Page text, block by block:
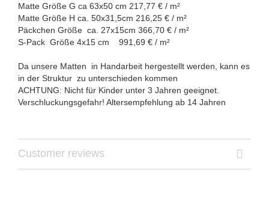
Matte Größe G ca 63x50 cm 217,77 € / m²
Matte Größe H ca. 50x31,5cm 216,25 € / m²
Päckchen Größe ca. 27x15cm 366,70 € / m²
S-Pack Größe 4x15 cm 991,69 € / m²
Da unsere Matten in Handarbeit hergestellt werden, kann es
in der Struktur zu unterschieden kommen
ACHTUNG: Nicht für Kinder unter 3 Jahren geeignet.
Verschluckungsgefahr! Altersempfehlung ab 14 Jahren
Customer reviews